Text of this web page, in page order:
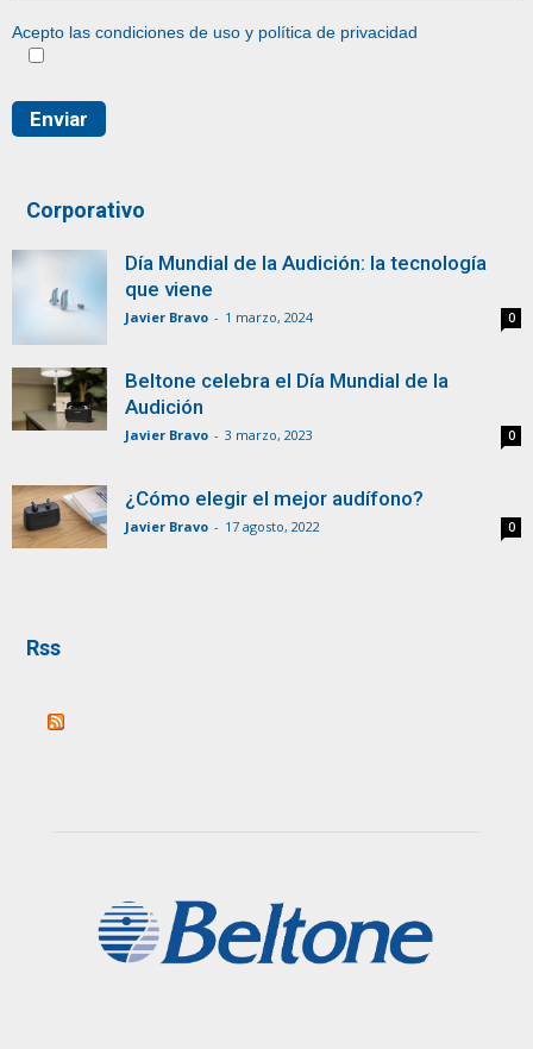
Acepto las condiciones de uso y política de privacidad
Corporativo
Día Mundial de la Audición: la tecnología
que viene
Javier Bravo - 1 marzo, 2024 0
Beltone celebra el Día Mundial de la
Audición
Javier Bravo - 3 marzo, 2023 0
¿Cómo elegir el mejor audífono?
Javier Bravo - 17 agosto, 2022 0
Rss